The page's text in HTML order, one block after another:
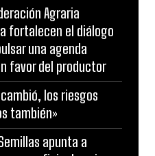
Agraria
fortalecen el diálogo
una agenda
favor del productor
los riesgos
también»
apunta a